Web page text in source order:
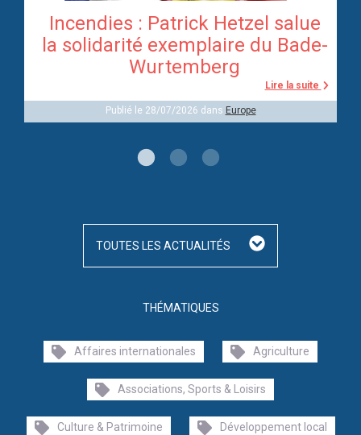
Incendies : Patrick Hetzel salue
la solidarité exemplaire du Bade-
Wurtemberg
Lire la suite
Publié le 28/07/2026 dans Europe
THÉMATIQUES
Affaires internationales Agriculture
Associations, Sports & Loisirs
Culture & Patrimoine Développement local
TOUTES LES ACTUALITÉS